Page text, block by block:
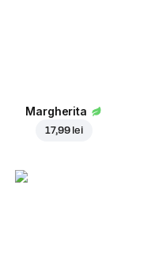
Margherita
17,99 lei